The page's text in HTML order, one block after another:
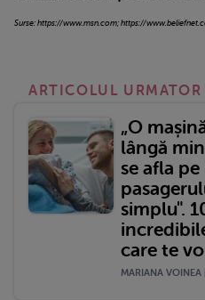
Surse: https://www.msn.com; https://
ARTICOLUL URMATOR
„O
lângă
se afla
simplu".
care te
MARIANA